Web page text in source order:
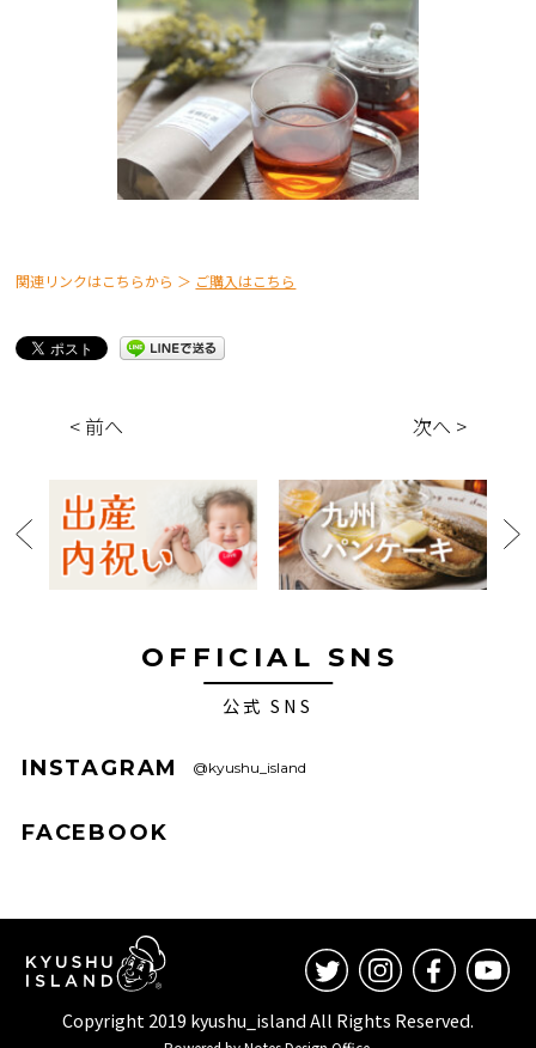
関連リンクはこちらから ＞ ご購入はこちら
< 前へ 次へ >
OFFICIAL SNS
公式 SNS
INSTAGRAM @kyushu_island
FACEBOOK
Copyright 2019 kyushu_island All Rights Reserved.